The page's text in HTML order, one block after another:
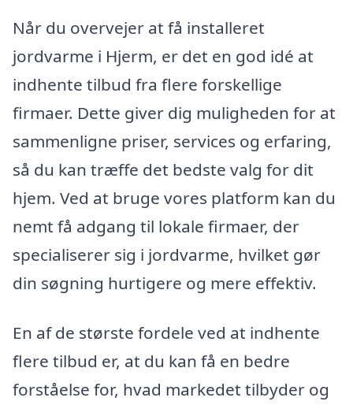
Når du overvejer at få installeret
jordvarme i Hjerm, er det en god idé at
indhente tilbud fra flere forskellige
firmaer. Dette giver dig muligheden for at
sammenligne priser, services og erfaring,
så du kan træffe det bedste valg for dit
hjem. Ved at bruge vores platform kan du
nemt få adgang til lokale firmaer, der
specialiserer sig i jordvarme, hvilket gør
din søgning hurtigere og mere effektiv.
En af de største fordele ved at indhente
flere tilbud er, at du kan få en bedre
forståelse for, hvad markedet tilbyder og